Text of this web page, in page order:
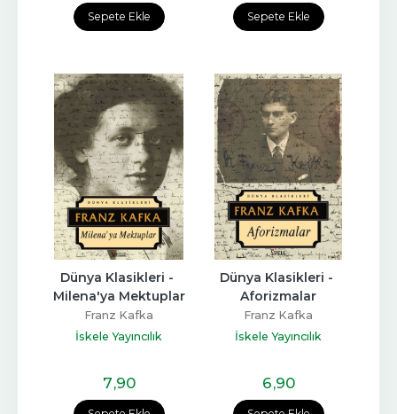
Sepete Ekle Sepete Ekle
Dünya Klasikleri -
Milena'ya Mektuplar
Franz Kafka
İskele Yayıncılık
7,90
Dünya Klasikleri -
Aforizmalar
Franz Kafka
İskele Yayıncılık
6,90